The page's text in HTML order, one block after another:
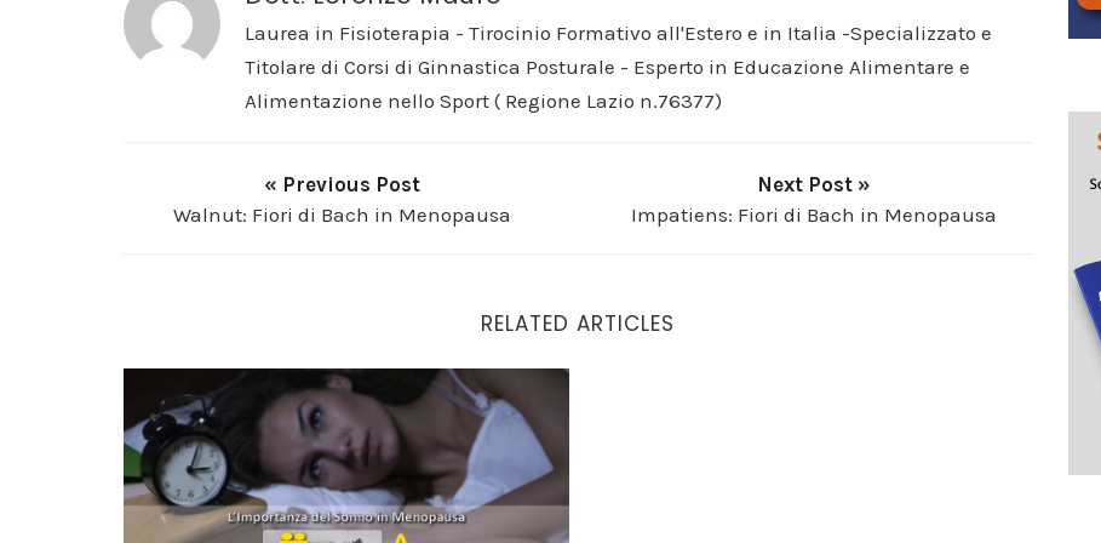
Laurea in Fisioterapia - Tirocinio Formativo all'Estero e in Italia -Specializzato e
Titolare di Corsi di Ginnastica Posturale - Esperto in Educazione Alimentare e
Alimentazione nello Sport ( Regione Lazio n.76377)
« Previous Post
Walnut: Fiori di Bach in Menopausa
Next Post »
Impatiens: Fiori di Bach in Menopausa
RELATED ARTICLES
L’Importanza del Sonno in Menopausa